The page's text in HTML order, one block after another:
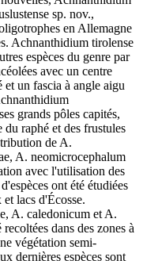
sp. nov.,
en Allemagne
Achnanthidium tirolense
espèces du genre par
avec un centre
un fascia à angle aigu
grands pôles capités,
raphé et des frustules
de A.
A. neomicrocephalum
avec l'utilisation des
ont été étudiées
lacs d'Écosse.
A. caledonicum et A.
dans des zones à
végétation semi-
dernières espèces sont